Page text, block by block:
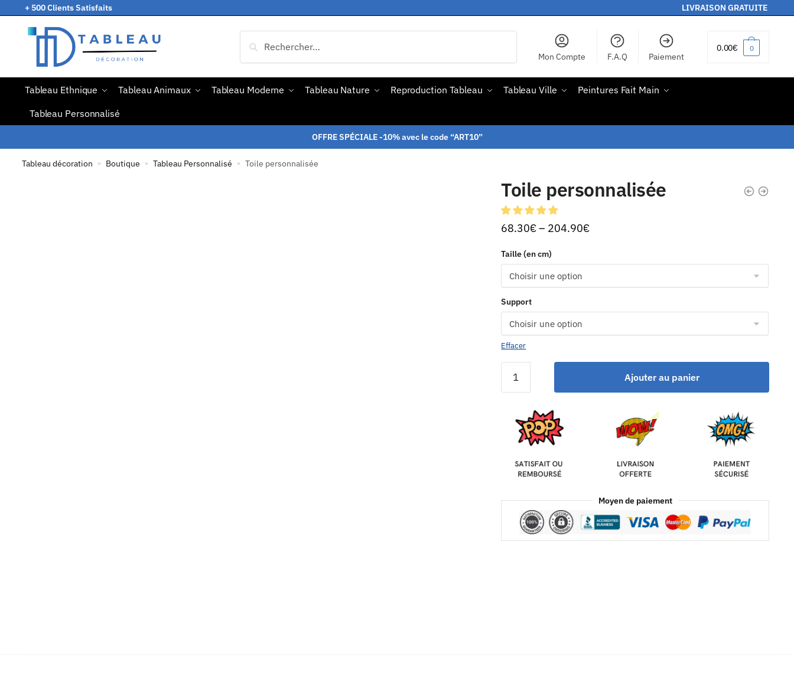
+ 500 Clients Satisfaits LIVRAISON GRATUITE
Mon Compte F.A.Q Paiement
0.00€ 0
Tableau Ethnique Tableau Animaux Tableau Moderne Tableau Nature Reproduction Tableau Tableau Ville
Peintures Fait Main
Tableau Personnalisé
OFFRE SPÉCIALE -10% avec le code “ART10”
Tableau décoration » Boutique » Tableau Personnalisé » Toile personnalisée
Toile personnalisée
68.30€– 204.90€
Taille (en cm)
Support
Effacer
Ajouter au panier
Moyen de paiement